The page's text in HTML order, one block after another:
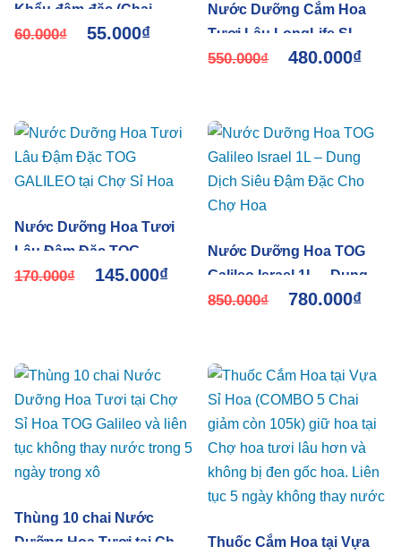
Khẩu đậm đặc (Chai
100ml) dùng trên 20 bình
60.000₫ 55.000₫
Nước Dưỡng Cắm Hoa
Tươi Lâu LongLife SL
Công Nghệ Mới 2022 Cho
550.000₫ 480.000₫
Nước Dưỡng Hoa Tươi
Lâu Đậm Đặc TOG
GALILEO tại Chợ Sỉ Hoa
170.000₫ 145.000₫
Nước Dưỡng Hoa TOG
Galileo Israel 1L – Dung
Dịch Siêu Đậm Đặc Cho
850.000₫ 780.000₫
Thùng 10 chai Nước
Dưỡng Hoa Tươi tại Chợ
Thuốc Cắm Hoa tại Vựa